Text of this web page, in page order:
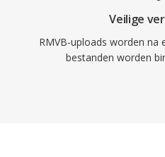
Veilige
RMVB-uploads worden na
bestanden worden